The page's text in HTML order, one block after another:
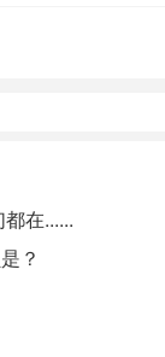
しい言葉だ
没有，不过
明真心，这
抖S发言，
得讨厌。一
会帮助她，
就此诞生
在......
？